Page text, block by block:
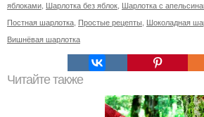
яблоками Шарлотка без яблок Шарлотка с
Постная шарлотка Простые рецепты Шоколадная
Вишнёвая шарлотка
Читайте также